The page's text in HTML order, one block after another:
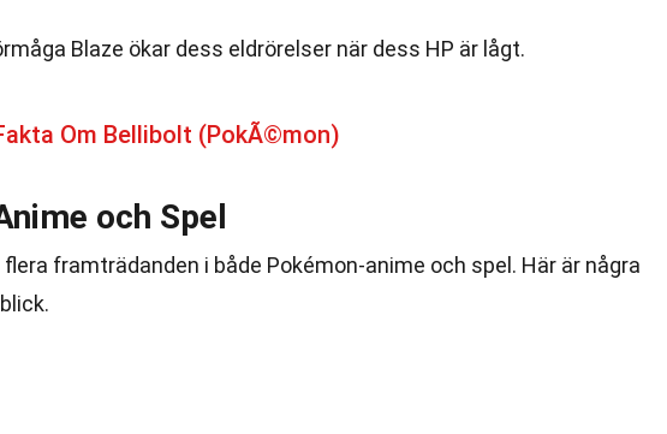
Blaze ökar dess eldrörelser när dess HP är lågt.
Om Bellibolt (PokÃ©mon)
och Spel
framträdanden i både Pokémon-anime och spel. Här är några